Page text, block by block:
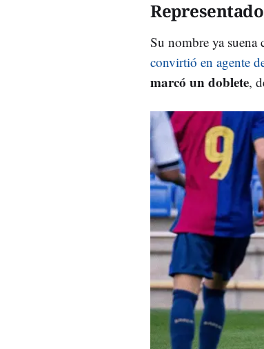
Su nombre ya suena
convirtió en agente
marcó un doblete,